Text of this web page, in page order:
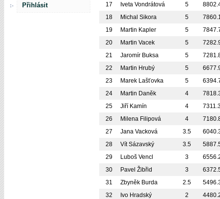
Přihlásit
17
Iveta Vondrátová 5
18
Michal Sikora 5
19
Martin Kapler 5
20
Martin Vacek 5
21
Jaromír Buksa 5
22
Martin Hrubý 5
23
Marek Lašťovka 5
24
Martin Daněk 4
25
Jiří Kamín 4
26
Milena Filipová 4
27
Jana Vacková 3.5
28
Vít Sázavský 3.5
29
Luboš Vencl 3
30
Pavel Žibřid 3
31
Zbyněk Burda 2.5
32
Ivo Hradský 2